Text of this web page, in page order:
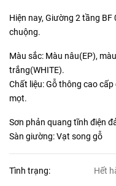
Hiện nay, Giường 2 tầng
chuộng.
Màu sắc: Màu nâu(EP),
trắng(WHITE).
Chất liệu: Gỗ thông cao
mọt.
Sơn phản quang tĩnh điện
Sàn giường: Vạt song gỗ
Tình trạng: Hết